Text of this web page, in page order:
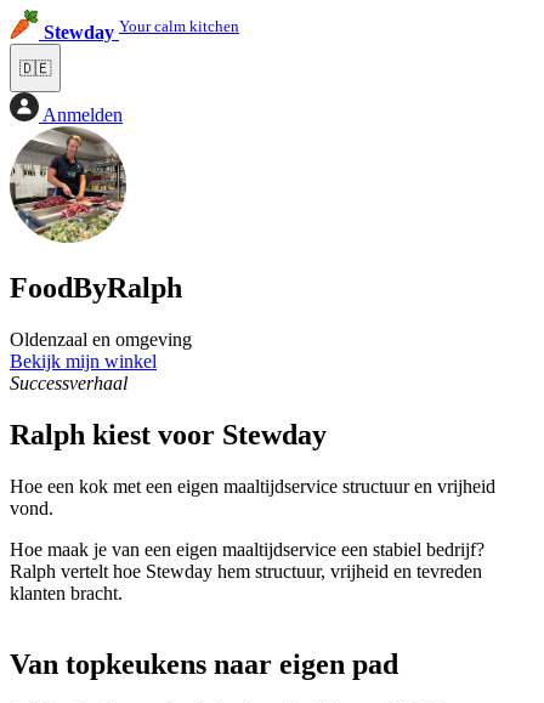
Stewday Your calm kitchen
🇩🇪
Anmelden
FoodByRalph
Oldenzaal en omgeving
Bekijk mijn winkel
Successverhaal
Ralph kiest voor Stewday
Hoe een kok met een eigen maaltijdservice structuur en vrijheid
vond.
Hoe maak je van een eigen maaltijdservice een stabiel bedrijf?
Ralph vertelt hoe Stewday hem structuur, vrijheid en tevreden
klanten bracht.
Van topkeukens naar eigen pad